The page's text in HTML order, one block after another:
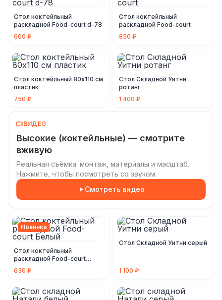
Стол коктейльный
раскладной Food-court d-78
600 ₽
Стол коктейльный
раскладной Food-court
850 ₽
Стол коктейльный 80х110 см
пластик
750 ₽
Стол Складной Уитни
ротанг
1 400 ₽
ВИДЕО
Высокие (коктейльные) — смотрите
вживую
Реальная съёмка: монтаж, материалы и масштаб.
Нажмите, чтобы посмотреть со звуком.
Смотреть видео
Новинка
Стол коктейльный
раскладной Food-court
Белый
630 ₽
Стол Складной Уитни серый
1 100 ₽